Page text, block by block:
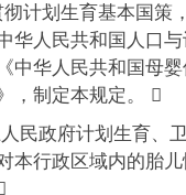
计划生育基本国策
华人民共和国人口
中华人民共和国母
，制定本规定。 
民政府计划生育、
本行政区域内的胎